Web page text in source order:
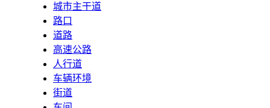
城市主干道
路口
道路
高速公路
人行道
车辆环境
街道